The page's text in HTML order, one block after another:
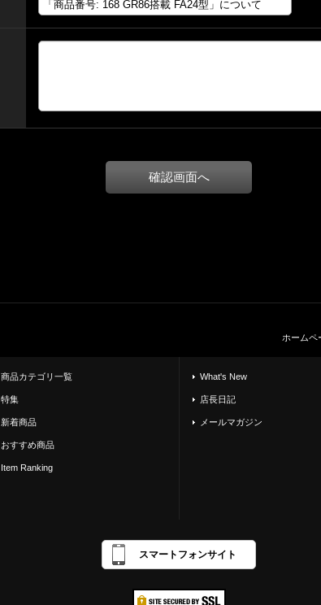
ホームペ
商品カテゴリ一覧
特集
新着商品
おすすめ商品
Item Ranking
What's New
店長日記
メールマガジン
スマートフォンサイト